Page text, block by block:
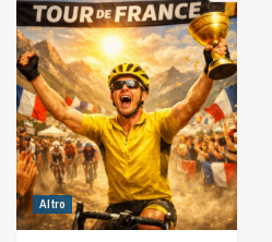
Altro